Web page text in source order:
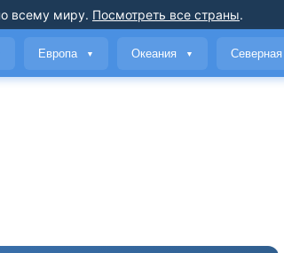
всему миру. Посмотреть все страны.
Европа ▼ Океания ▼